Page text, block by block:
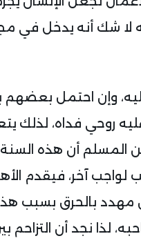
لا شك أنه يدخل في
وإن احتمل بعضهم
روحي فداه، لذلك
المسلم أن هذه
لواجب آخر، فيقدم
مهدد بالحرق بسبب هذا
لذا نجد أن التزاحم